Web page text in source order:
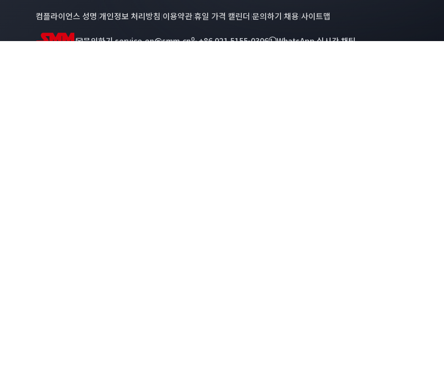
컴플라이언스 성명 |개인정보 처리방침 |이용약관|휴일 가격 캘린더 |문의하기 |채용|사이트맵
문의하기service.en@smm.cn +86 021 5155-0306 WhatsApp 실시간 채팅